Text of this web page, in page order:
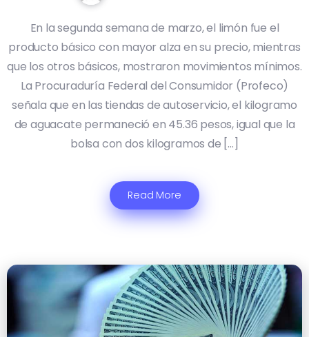
En la segunda semana de marzo, el limón fue el
producto básico con mayor alza en su precio, mientras
que los otros básicos, mostraron movimientos mínimos.
La Procuraduría Federal del Consumidor (Profeco)
señala que en las tiendas de autoservicio, el kilogramo
de aguacate permaneció en 45.36 pesos, igual que la
bolsa con dos kilogramos de […]
Read More